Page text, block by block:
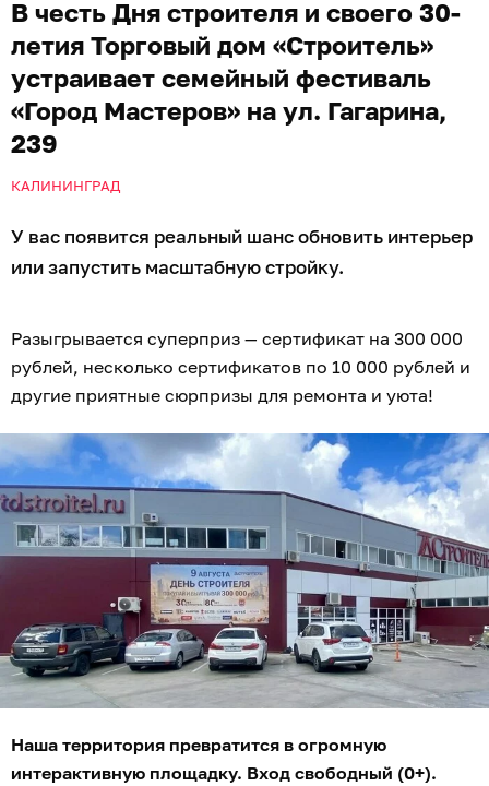
В честь Дня строителя и своего 30-
летия Торговый дом «Строитель»
устраивает семейный фестиваль
«Город Мастеров» на ул. Гагарина,
239
КАЛИНИНГРАД
У вас появится реальный шанс обновить интерьер
или запустить масштабную стройку.
Разыгрывается суперприз — сертификат на 300 000
рублей, несколько сертификатов по 10 000 рублей и
другие приятные сюрпризы для ремонта и уюта!
Наша территория превратится в огромную
интерактивную площадку. Вход свободный (0+).